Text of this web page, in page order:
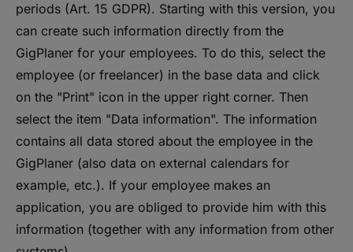
periods (Art. 15 GDPR). Starting with this version, you
can create such information directly from the
GigPlaner for your employees. To do this, select the
employee (or freelancer) in the base data and click
on the "Print" icon in the upper right corner. Then
select the item "Data information". The information
contains all data stored about the employee in the
GigPlaner (also data on external calendars for
example, etc.). If your employee makes an
application, you are obliged to provide him with this
information (together with any information from other